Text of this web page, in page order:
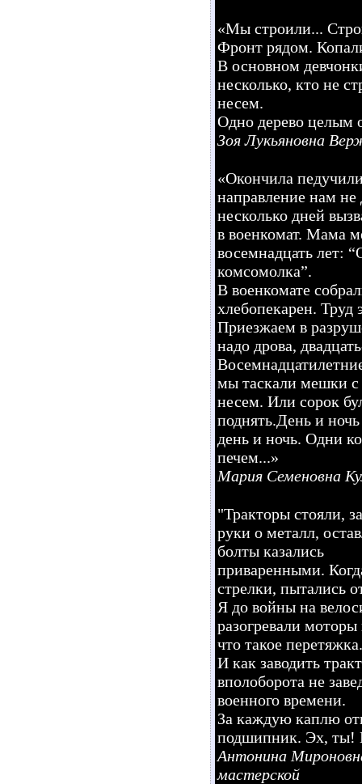
«Мы строили...
Фронт рядом.
В основном
несколько, кто не
несем.
Одно дерево целым
Зоя Лукьяновна
«Окончила
направление нам
несколько дней
в военкомат. Мама
восемнадцать лет:
комсомолка”.
В военкомате
хлебопекарен.
Приезжаем в
надо дрова,
мы таскали мешки с
несем. Или сорок
поднять.День и
день и ночь. Одни
печем...»
Мария Семеновна
"Тракторы стояли,
руки о металл,
болты казались
приваренными.
стрелки, пытались
Я до войны на
разогревали
что такое перетяжка.
И как заводить
вполоборота не
военного времени.
За каждую каплю
подшипник. Эх, ты!
Антонина
мастерской